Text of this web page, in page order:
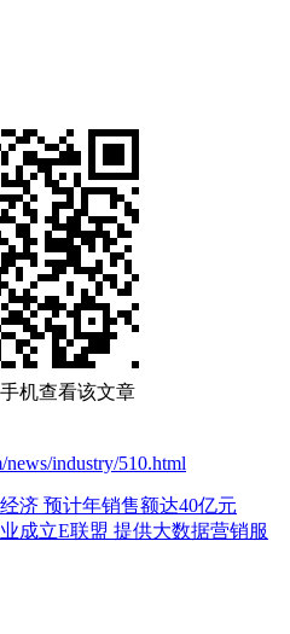
机查看该文章
industry/510.html
济 预计年销售额达40亿元
成立E联盟 提供大数据营销服